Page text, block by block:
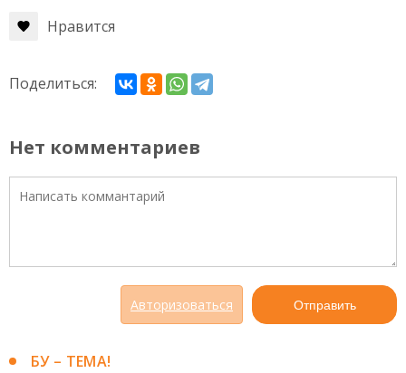
Нравится
Поделиться:
Нет комментариев
Авторизоваться Отправить
БУ – ТЕМА!